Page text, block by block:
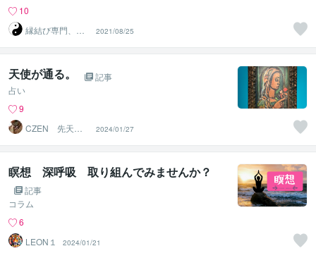
10
縁結び専門、気
功師コーチ「シ
ンクウ」
2021/08/25
天使が通る。
記事
占い
9
CZEN 先天的
霊感と後天的神
秘力の導者
2024/01/27
瞑想 深呼吸 取り組んでみませんか？
記事
コラム
6
LEON１
2024/01/21